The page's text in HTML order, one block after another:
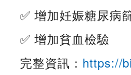
✅ 增加妊娠糖尿病
✅ 增加貧血檢驗
完整資訊： https://